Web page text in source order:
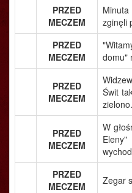
PRZED
MECZEM
zginęli
PRZED
MECZEM
domu"
PRZED
MECZEM
Świt
zielono.
PRZED
MECZEM
W
PRZED
MECZEM
Zegar